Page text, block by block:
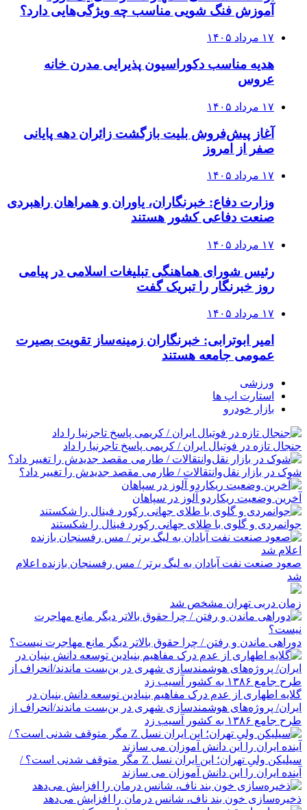
آموزش فنگ شویی مناسب چه ویژگی‌هایی دارد؟
۱۷ مرداد ۱۴۰۵
هدیه مناسب دکوراسیون پذیرایی مدرن خانه
عروس
۱۷ مرداد ۱۴۰۵
آغاز پیش‌فروش بلیت بازگشت زائران دهه پایانی
صفر از امروز
۱۷ مرداد ۱۴۰۵
وزارت دفاع: خبرنگاران، یاوران و همراهان راهبردی
صنعت دفاعی کشور هستند
۱۷ مرداد ۱۴۰۵
رئیس شورای هماهنگی تبلیغات اسلامی در پیامی
روز خبرنگار را تبریک گفت
۱۷ مرداد ۱۴۰۵
امیر ابوترابی: خبرنگاران زمینه‌ساز تقویت بصیرت
عمومی جامعه هستند
ورزشی
استارت اپ ها
بازار خودرو
جنجال تازه در فوتبال ایران / کریمی پاسخ تاجرنیا را داد
شوک در بازار نقل‌وانتقالات / طارمی مقصد جدیدش را تغییر داد؟
آخرین وضعیت ریکاردو آلوز در سپاهان
جوانمردی و گلوی با طلای جهانی رکورد فینال را شکستند
صعود صنعت نفت آبادان به لیگ برتر / مس رفسنجان بازنده اعلام
شد
زمان دربی تهران مشخص شد
دوراهی ماندن و رفتن / چرا حقوق بالاتر دیگر مانع مهاجرت نیست؟
گلایه اطهاری از عدم درک مفاهیم بنیادین توسعه دانش بنیان در
ایران/ پروژه‌های هوشمندسازی شهری در بن‌بست ماندند/انحراف از
طرح جامع ۱۳۸۶ به کشور آسیب زد
سیلیکن ولیِ تهران؛ این ایران نسل Z مگر متوقف شدنی است؟ /
آینده ایران را این دانش آموزان می سازند
ذخیره‌سازی خون بند ناف، شانس درمان را افزایش می‌دهد